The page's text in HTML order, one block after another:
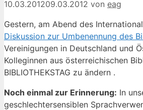
10.03.201209.03.2012 von eag
Gestern, am Abend des
Diskussion zur Umbenennung des
Vereinigungen in Deutschland und
Kolleginnen aus österreichischen
BIBLIOTHEKSTAG zu ändern .
Noch einmal zur Erinnerung: In
geschlechtersensiblen